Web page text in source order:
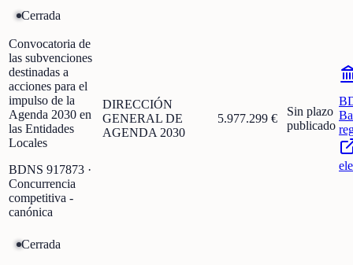
Cerrada
Convocatoria de
las subvenciones
destinadas a
acciones para el
impulso de la
Agenda 2030 en
las Entidades
Locales
BDNS 917873 ·
Concurrencia
competitiva -
canónica
DIRECCIÓN
GENERAL DE
AGENDA 2030
5.977.299 €
Sin plazo
publicado
Cerrada